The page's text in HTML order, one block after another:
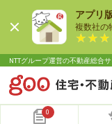
アプリ
複数社の
NTTグループ運営の不動産総合
0